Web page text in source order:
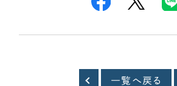
一覧へ戻る